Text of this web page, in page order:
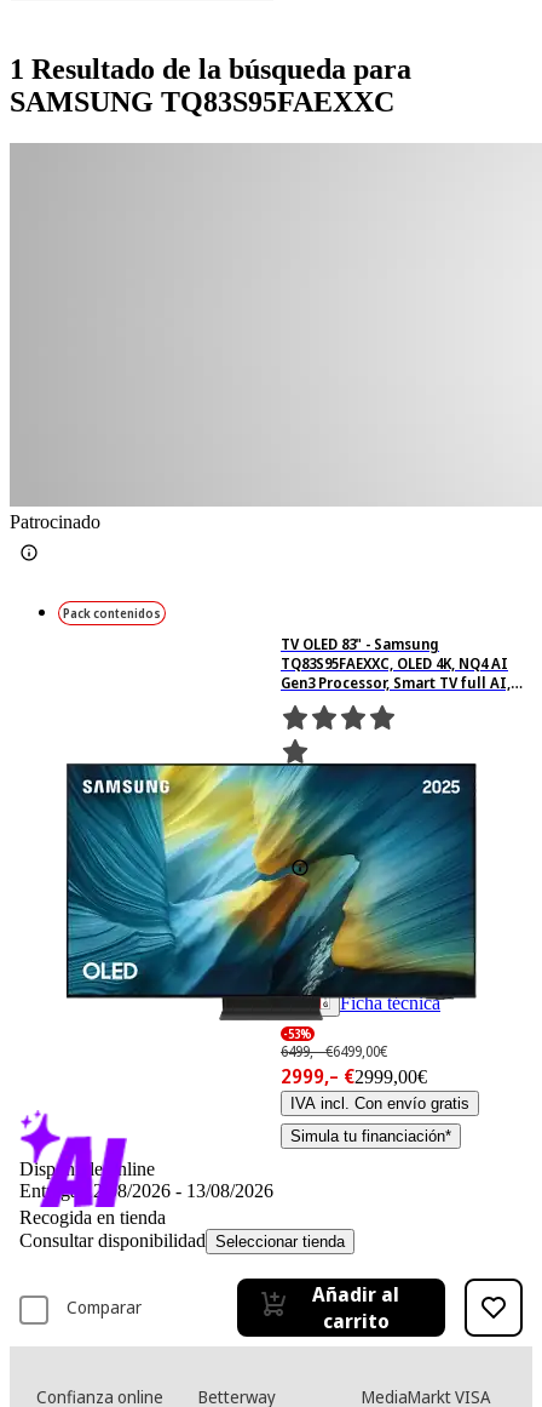
1 Resultado de la búsqueda para
SAMSUNG TQ83S95FAEXXC
Patrocinado
Pack contenidos
Ficha técnica
TV OLED 83" - Samsung
TQ83S95FAEXXC, OLED 4K, NQ4 AI
Gen3 Processor, Smart TV full AI,
Wifi, Negro grafito
5141Basado en 5141
valoraciones
-53%
6499,– €6499,00€
2999,– €2999,00€
IVA incl. Con envío gratis
Simula tu financiación*
Disponible online
Entrega 12/08/2026 - 13/08/2026
Recogida en tienda
Consultar disponibilidad Seleccionar tienda
Comparar
Añadir al
carrito
Confianza online Betterway MediaMarkt VISA